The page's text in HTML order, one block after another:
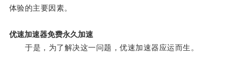
体验的主要因素。
优速加速器免费永久加速
于是，为了解决这一问题，优速加速器应运而生。